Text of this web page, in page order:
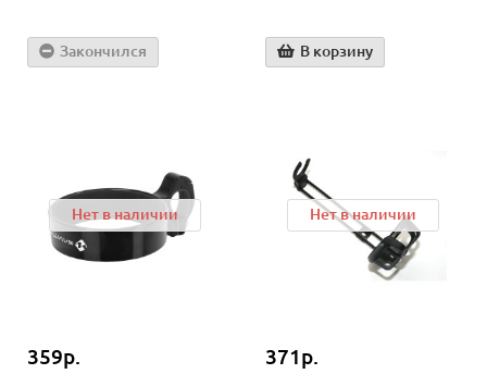
Закончился В корзину
Нет в наличии
359р.
Нет в наличии
371р.